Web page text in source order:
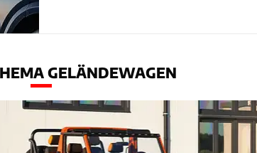
GELÄNDEWAGEN